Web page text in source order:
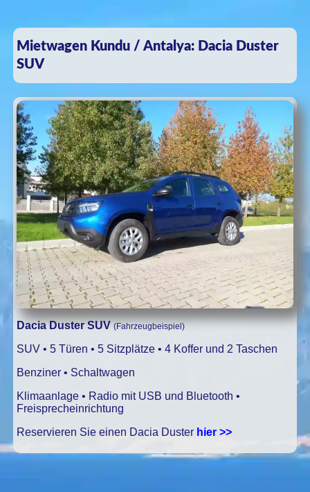
Mietwagen Kundu / Antalya: Dacia Duster
SUV
Dacia Duster SUV (Fahrzeugbeispiel)
SUV • 5 Türen • 5 Sitzplätze • 4 Koffer und 2 Taschen
Benziner • Schaltwagen
Klimaanlage • Radio mit USB und Bluetooth •
Freisprecheinrichtung
Reservieren Sie einen Dacia Duster hier >>